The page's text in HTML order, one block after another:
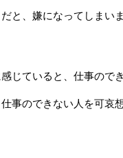
と、嫌になってしまいま
じていると、仕事ので
事のできない人を可哀